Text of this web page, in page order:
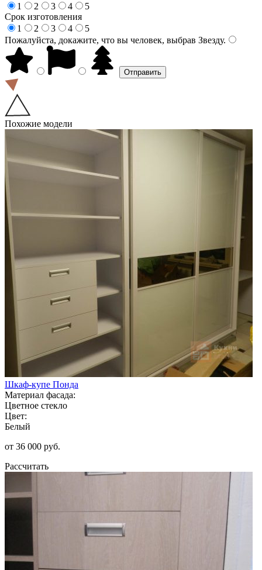
1
2 3 4
5
Срок изготовления
1
2 3 4
5
Пожалуйста, докажите, что вы человек, выбрав Звезду.
Похожие модели
Шкаф-купе Понда
Материал фасада:
Цветное стекло
Цвет:
Белый
от 36 000 руб.
Рассчитать